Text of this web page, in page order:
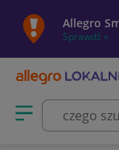
Allegro
Sprawdź »
Otwórz menu z